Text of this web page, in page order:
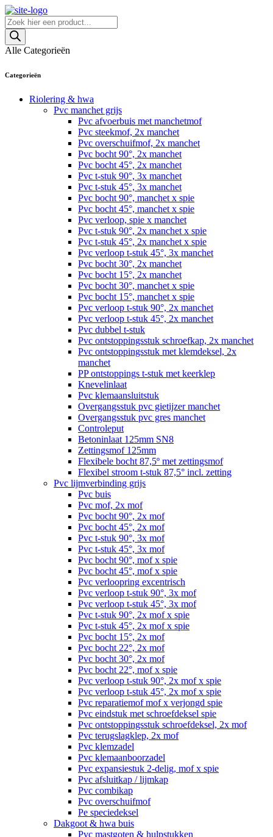
Skip
to
content
Producten
zoeken
Alle Categorieën
Categorieën
Riolering & hwa
Pvc manchet grijs
Pvc afvoerbuis met manchetmof
Pvc steekmof, 2x manchet
Pvc overschuifmof, 2x manchet
Pvc bocht 90°, 2x manchet
Pvc bocht 45°, 2x manchet
Pvc t-stuk 90°, 3x manchet
Pvc t-stuk 45°, 3x manchet
Pvc bocht 90°, manchet x spie
Pvc bocht 45°, manchet x spie
Pvc verloop, spie x manchet
Pvc t-stuk 90°, 2x manchet x spie
Pvc t-stuk 45°, 2x manchet x spie
Pvc verloop t-stuk 45°, 3x manchet
Pvc bocht 30°, 2x manchet
Pvc bocht 15°, 2x manchet
Pvc bocht 30°, manchet x spie
Pvc bocht 15°, manchet x spie
Pvc verloop t-stuk 90°, 2x manchet
Pvc verloop t-stuk 45°, 2x manchet
Pvc dubbel t-stuk
Pvc ontstoppingsstuk schroefkap, 2x manchet
Pvc ontstoppingsstuk met klemdeksel, 2x
manchet
PP ontstoppings t-stuk met keerklep
Knevelinlaat
Pvc klemaansluitstuk
Overgangsstuk pvc gietijzer manchet
Overgangsstuk pvc gres manchet
Controleput
Betoninlaat 125mm SN8
Zettingsmof 125mm
Flexibele bocht 87,5º met zettingsmof
Flexibel stroom t-stuk 87,5° incl. zetting
Pvc lijmverbinding grijs
Pvc buis
Pvc mof, 2x mof
Pvc bocht 90°, 2x mof
Pvc bocht 45°, 2x mof
Pvc t-stuk 90°, 3x mof
Pvc t-stuk 45°, 3x mof
Pvc bocht 90°, mof x spie
Pvc bocht 45°, mof x spie
Pvc verloopring excentrisch
Pvc verloop t-stuk 90°, 3x mof
Pvc verloop t-stuk 45°, 3x mof
Pvc t-stuk 90°, 2x mof x spie
Pvc t-stuk 45°, 2x mof x spie
Pvc bocht 15°, 2x mof
Pvc bocht 22°, 2x mof
Pvc bocht 30°, 2x mof
Pvc bocht 22°, mof x spie
Pvc verloop t-stuk 90°, 2x mof x spie
Pvc verloop t-stuk 45°, 2x mof x spie
Pvc reparatiemof mof x verjongd spie
Pvc eindstuk met schroefdeksel spie
Pvc ontstoppingsstuk schroefdeksel, 2x mof
Pvc terugslagklep, 2x mof
Pvc klemzadel
Pvc klemaanboorzadel
Pvc expansiestuk 2-delig, mof x spie
Pvc afsluitkap / lijmkap
Pvc combikap
Pvc overschuifmof
Pe speciedeksel
Dakgoot & hwa buis
Pvc mastgoten & hulpstukken